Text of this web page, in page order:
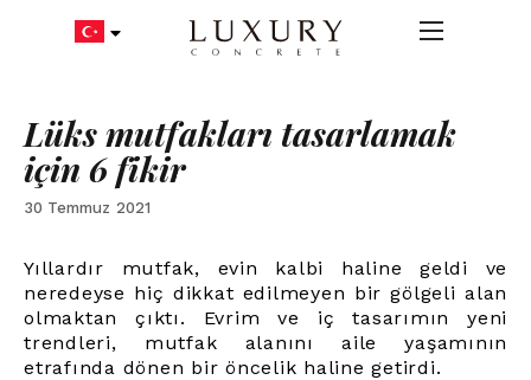
Lüks mutfakları tasarlamak
için 6 fikir
30 Temmuz 2021
Yıllardır mutfak, evin kalbi haline geldi ve
neredeyse hiç dikkat edilmeyen bir gölgeli alan
olmaktan çıktı. Evrim ve iç tasarımın yeni
trendleri, mutfak alanını aile yaşamının
etrafında dönen bir öncelik haline getirdi.